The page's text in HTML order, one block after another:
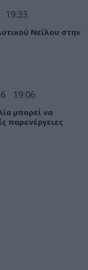
19:33
Νείλου στην
19:06
μπορεί να
παρενέργειες